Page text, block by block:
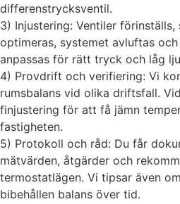
differenstrycksventil.
3) Injustering: Ventiler
optimeras, systemet avluftas
anpassas för rätt tryck och låg
4) Provdrift och verifiering: Vi
rumsbalans vid olika driftsfall.
finjustering för att få jämn
fastigheten.
5) Protokoll och råd: Du får
mätvärden, åtgärder och
termostatlägen. Vi tipsar även
bibehållen balans över tid.